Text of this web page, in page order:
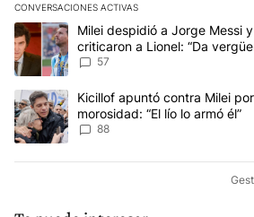
CONVERSACIONES ACTIVAS
Este listado muestra los artículos con
Un artículo de tendencia con el título
Milei despidió a Jorge Messi
criticaron a Lionel: “Da
anti-Messi”
57
Un artículo de tendencia con el título
Kicillof apuntó contra Milei
morosidad: “El lío lo armó él”
88